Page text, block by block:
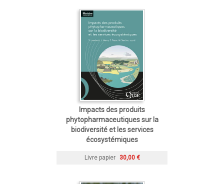
Impacts des produits
phytopharmaceutiques sur la
biodiversité et les services
écosystémiques
Livre papier 30,00 €